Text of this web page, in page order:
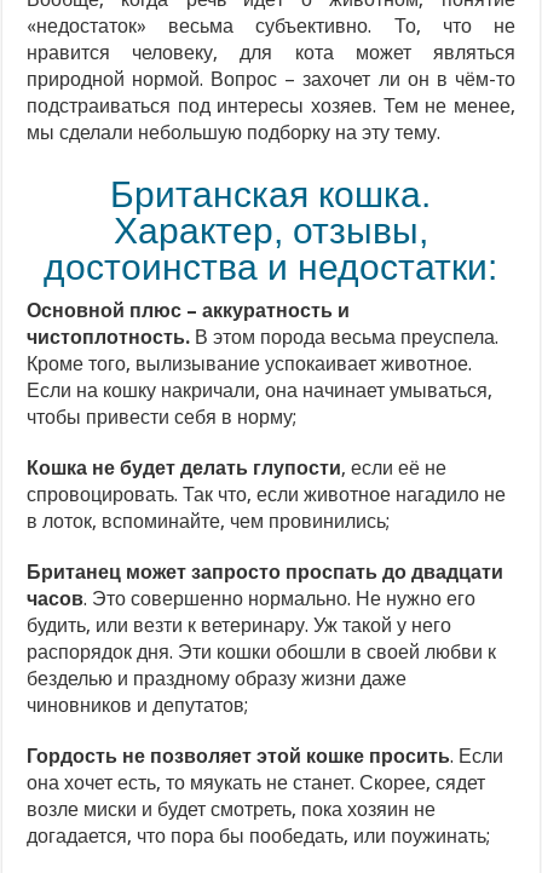
«недостаток» весьма субъективно. То, что не
нравится человеку, для кота может являться
природной нормой. Вопрос – захочет ли он в чём-то
подстраиваться под интересы хозяев. Тем не менее,
мы сделали небольшую подборку на эту тему.
Британская кошка.
Характер, отзывы,
достоинства и недостатки:
Основной плюс – аккуратность и
чистоплотность. В этом порода весьма преуспела.
Кроме того, вылизывание успокаивает животное.
Если на кошку накричали, она начинает умываться,
чтобы привести себя в норму;
Кошка не будет делать глупости, если её не
спровоцировать. Так что, если животное нагадило не
в лоток, вспоминайте, чем провинились;
Британец может запросто проспать до двадцати
часов. Это совершенно нормально. Не нужно его
будить, или везти к ветеринару. Уж такой у него
распорядок дня. Эти кошки обошли в своей любви к
безделью и праздному образу жизни даже
чиновников и депутатов;
Гордость не позволяет этой кошке просить. Если
она хочет есть, то мяукать не станет. Скорее, сядет
возле миски и будет смотреть, пока хозяин не
догадается, что пора бы пообедать, или поужинать;